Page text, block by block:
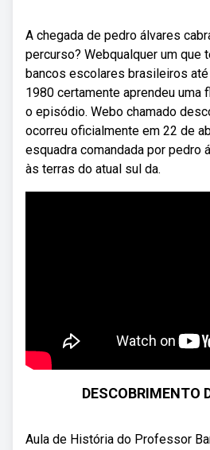
A chegada de pedro álvares
percurso? Webqualquer um que
bancos escolares brasileiros
1980 certamente aprendeu uma
o episódio. Webo chamado
ocorreu oficialmente em 22 de
esquadra comandada por pedro
às terras do atual sul da.
DESCOBRIMENTO
Aula de História do Professor